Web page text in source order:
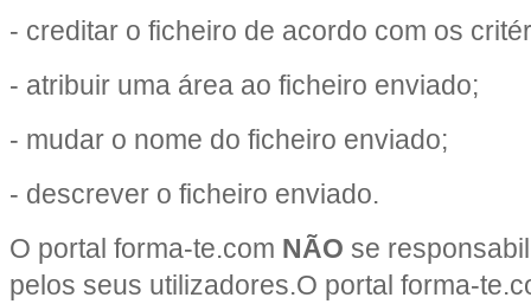
- creditar o ficheiro de acordo com os
- atribuir uma área ao ficheiro enviado;
- mudar o nome do ficheiro enviado;
- descrever o ficheiro enviado.
O portal forma-te.com NÃO se
pelos seus utilizadores.O portal forma-